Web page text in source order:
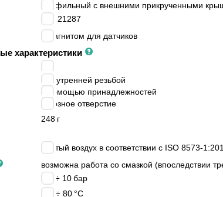
профильный с внешними прикрученными
ISO 21287
с магнитом для датчиков
характеристики
с внутренней резьбой
с помощью принадлежностей
сквозное отверстие
248 г
сжатый воздух в соответствии с ISO 8573-
возможна работа со смазкой (впоследствии
0.6 ÷ 10бар
-20 ÷ 80 °C